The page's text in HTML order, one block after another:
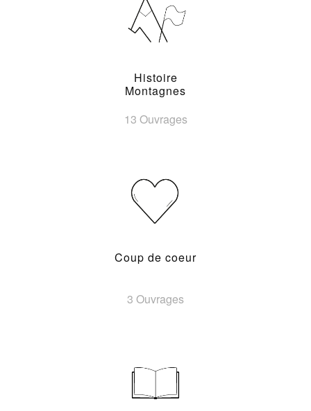
Histoire
Montagnes
13 Ouvrages
Coup de coeur
3 Ouvrages